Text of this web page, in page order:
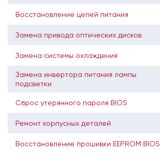
Восстановление цепей питания
Замена привода оптических дисков
Замена системы охлаждения
Замена инвертора питания лампы
подсветки
Сброс утерянного пароля BIOS
Ремонт корпусных деталей
Восстановление прошивки EEPROM BIOS